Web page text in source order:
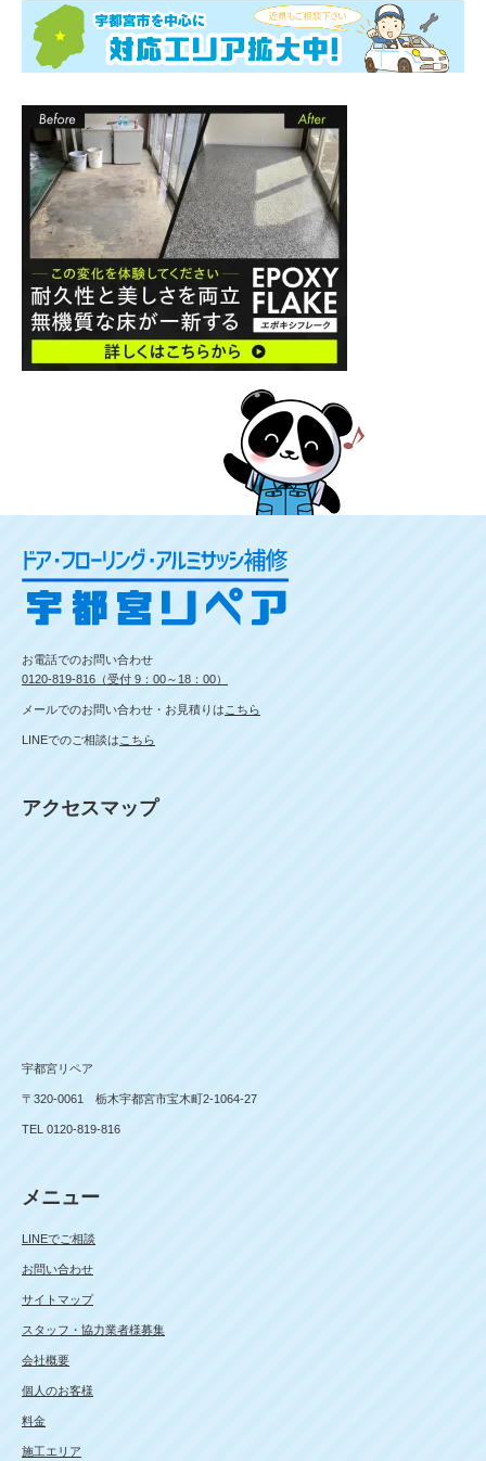
お電話でのお問い合わせ
0120-819-816（受付 9：00～18：00）
メールでのお問い合わせ・お見積りは こちら
LINEでのご相談は こちら
アクセスマップ
宇都宮リペア
〒320-0061 栃木宇都宮市宝木町2-1064-27
TEL 0120-819-816
メニュー
LINEでご相談
お問い合わせ
サイトマップ
スタッフ・協力業者様募集
会社概要
個人のお客様
料金
施工エリア